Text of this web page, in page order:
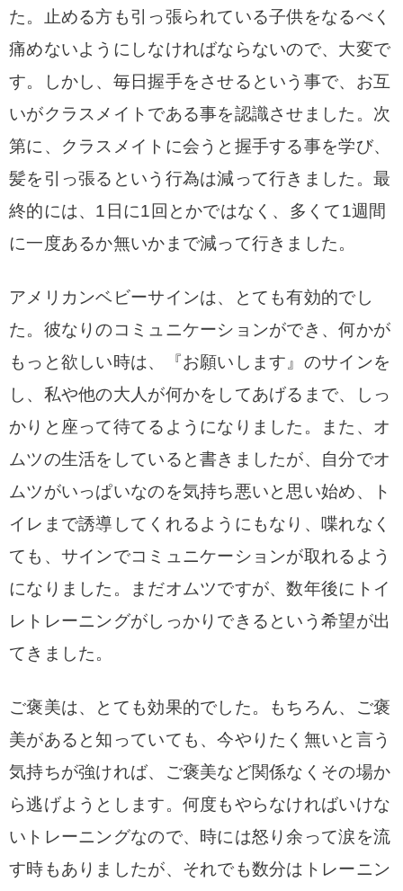
た。止める方も引っ張られている子供をなるべく
痛めないようにしなければならないので、大変で
す。しかし、毎日握手をさせるという事で、お互
いがクラスメイトである事を認識させました。次
第に、クラスメイトに会うと握手する事を学び、
髪を引っ張るという行為は減って行きました。最
終的には、1日に1回とかではなく、多くて1週間
に一度あるか無いかまで減って行きました。
アメリカンベビーサインは、とても有効的でし
た。彼なりのコミュニケーションができ、何かが
もっと欲しい時は、『お願いします』のサインを
し、私や他の大人が何かをしてあげるまで、しっ
かりと座って待てるようになりました。また、オ
ムツの生活をしていると書きましたが、自分でオ
ムツがいっぱいなのを気持ち悪いと思い始め、ト
イレまで誘導してくれるようにもなり、喋れなく
ても、サインでコミュニケーションが取れるよう
になりました。まだオムツですが、数年後にトイ
レトレーニングがしっかりできるという希望が出
てきました。
ご褒美は、とても効果的でした。もちろん、ご褒
美があると知っていても、今やりたく無いと言う
気持ちが強ければ、ご褒美など関係なくその場か
ら逃げようとします。何度もやらなければいけな
いトレーニングなので、時には怒り余って涙を流
す時もありましたが、それでも数分はトレーニン